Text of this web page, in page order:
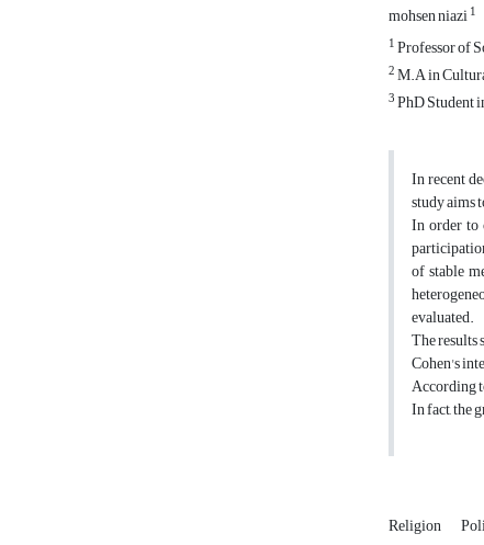
mohsen niazi1
1Professor of
2M.A in
3PhD Student
In recent
study aims
In order to
of stable
evaluated.
The results
Cohen's
According
In fact, the
Religion